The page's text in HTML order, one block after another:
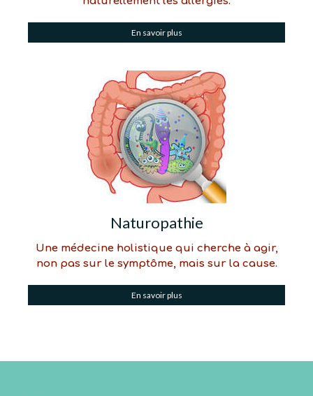
En savoir plus
Naturopathie
Une médecine holistique qui cherche à agir,
non pas sur le symptôme, mais sur la cause.
En savoir plus